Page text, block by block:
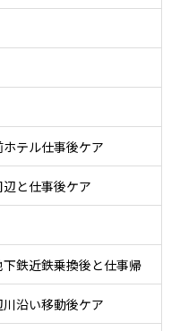
テル仕事後ケア
と仕事後ケア
鉄近鉄乗換後と仕事帰
沿い移動後ケア